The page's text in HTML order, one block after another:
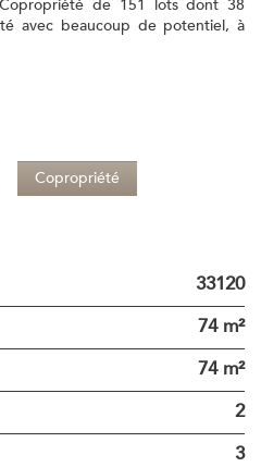
de 151 lots dont 38
avec beaucoup de potentiel, à
Copropriété
33120
74 m²
74 m²
2
3